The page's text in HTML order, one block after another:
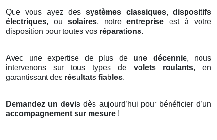
Que vous ayez dessystèmes classiques,dispositifs
électriques, ou solaires, notreentreprise est à votre
disposition pour toutes vos réparations.
Avec une expertise de plus de une décennie, nous
intervenons sur tous types de volets roulants, en
garantissant des résultats fiables.
Demandez un devis dès aujourd’hui pour bénéficier d’un
accompagnement sur mesure !